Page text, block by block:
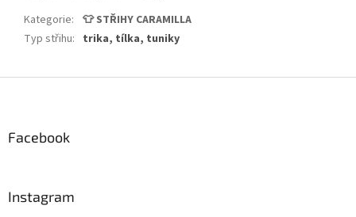
Kategorie: 👕 STŘIHY CARAMILLA
Typ střihu: trika, tílka, tuniky
Facebook
Instagram